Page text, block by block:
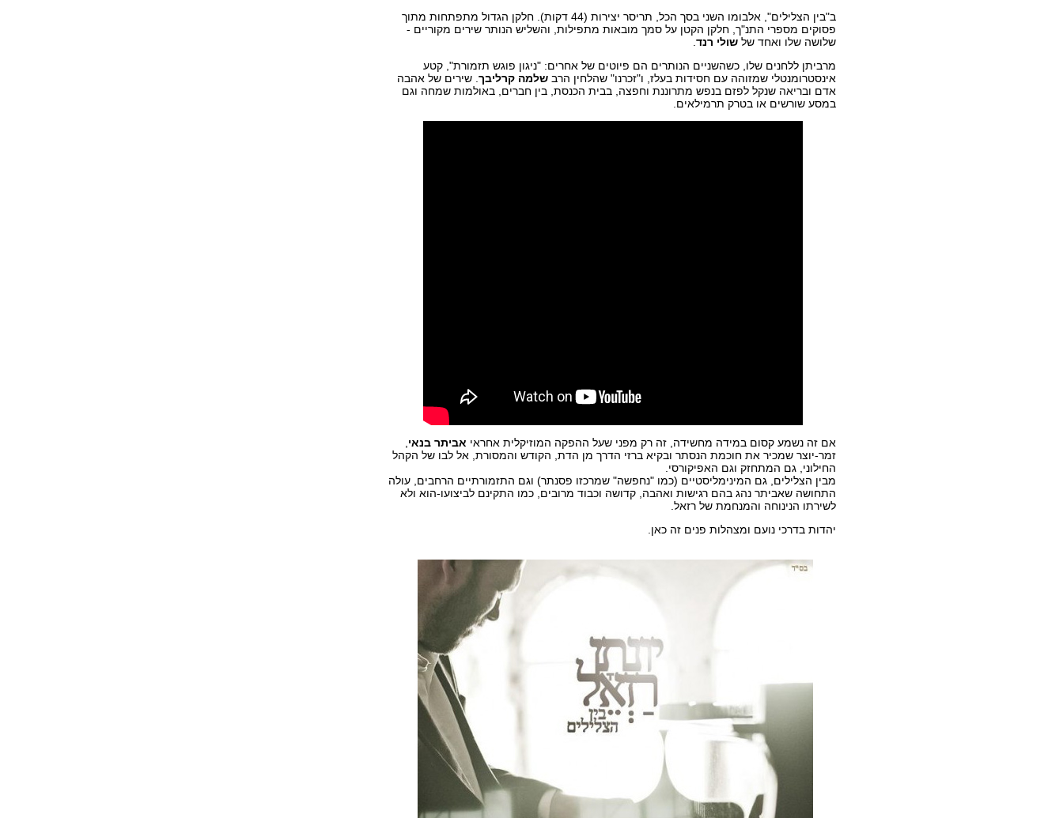
ב"בין הצלילים", אלבומו השני בסך הכל, תריסר יצירות (44 דקות). חלקן הגדול מתפתחות מתוך
פסוקים מספרי התנ"ך, חלקן הקטן על סמך מובאות מתפילות, והשליש הנותר שירים מקוריים -
שלושה שלו ואחד של שולי רנד
מרביתן ללחנים שלו, כשהשניים הנותרים הם פיוטים של אחרים: "ניגון פוגש תזמורת", קטע
אינסטרומנטלי שמזוהה עם חסידות בעלז, ו"זכרנו" שהלחין הרב שלמה קרליבך . שירים של אהבה
אדם ובריאה שנקל לפזם בנפש מתרוננת וחפצה, בבית הכנסת, בין חברים, באולמות שמחה וגם
במסע שורשים או בטרק תרמילאים.
אם זה נשמע קסום במידה מחשידה, זה רק מפני שעל ההפקה המוזיקלית אחראי אביתר בנאי
זמר-יוצר שמכיר את חוכמת הנסתר ובקיא ברזי הדרך מן הדת, הקודש והמסורת, אל לבו של הקהל
החילוני, גם המתחזק וגם האפיקורסי.
מבין הצלילים, גם המינימליסטיים (כמו "נחפשה" שמרכזו פסנתר) וגם התזמורתיים הרחבים, עולה
התחושה שאביתר נהג בהם רגישות ואהבה, קדושה וכבוד מרובים, כמו התקינם לביצועו-הוא ולא
לשירתו הנינוחה והמנחמת של רזאל.
יהדות בדרכי נועם ומצהלות פנים זה כאן.